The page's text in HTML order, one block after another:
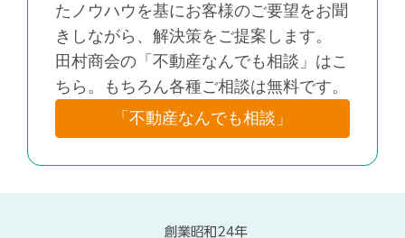
たノウハウを基にお客様のご要望をお聞
きしながら、解決策をご提案します。
田村商会の「不動産なんでも相談」はこ
ちら。もちろん各種ご相談は無料です。
「不動産なんでも相談」